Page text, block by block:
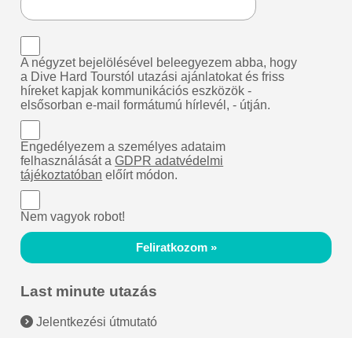
A négyzet bejelölésével beleegyezem abba, hogy
a Dive Hard Tourstól utazási ajánlatokat és friss
híreket kapjak kommunikációs eszközök -
elsősorban e-mail formátumú hírlevél, - útján.
Engedélyezem a személyes adataim
felhasználását aGDPR adatvédelmi
tájékoztatóban előírt módon.
Nem vagyok robot!
Feliratkozom »
Last minute utazás
Jelentkezési útmutató